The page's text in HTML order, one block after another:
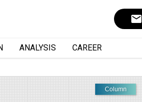
email
ANALYSIS CAREER
Column